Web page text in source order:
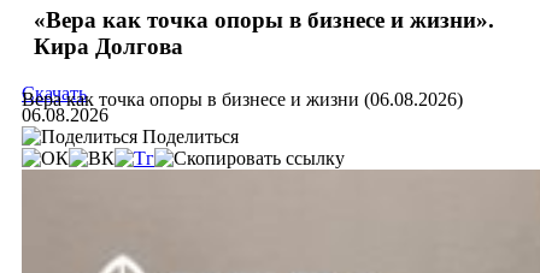
«Вера как точка опоры в бизнесе и жизни».
Кира Долгова
Вера как точка опоры в бизнесе и жизни (06.08.2026)
Скачать
06.08.2026
Поделиться